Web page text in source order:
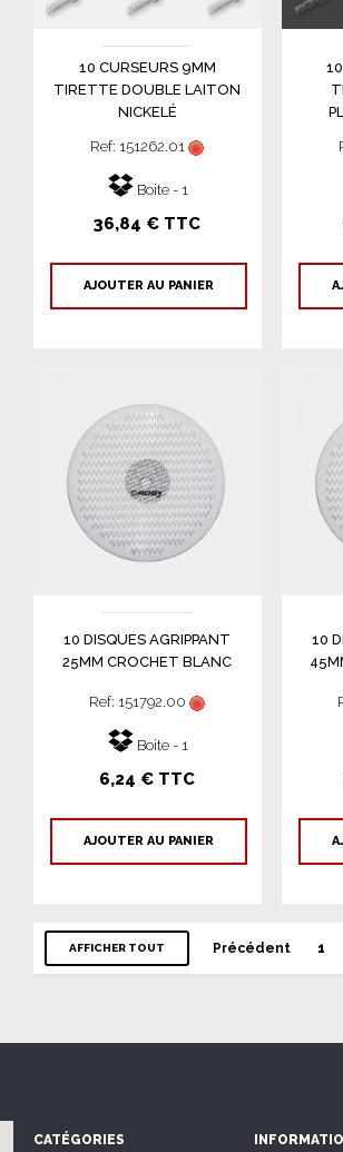
10 CURSEURS 9MM
TIRETTE DOUBLE LAITON
NICKELÉ
Ref: 151262.01
Boite - 1
36,84 € TTC
AJOUTER AU PANIER
10 DISQUES AGRIPPANT
25MM CROCHET BLANC
Ref: 151792.00
Boite - 1
6,24 € TTC
AJOUTER AU PANIER
10
AFFICHER TOUT Précédent 1
CATÉGORIES